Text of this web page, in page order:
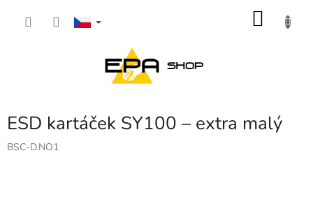
ESD kartáček SY100 – extra malý
BSC-D.NO1